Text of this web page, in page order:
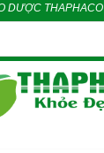
DƯỢC THAPHACO